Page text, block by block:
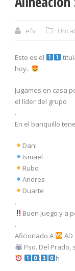
efv
Este es el
hoy..
Jugamos en casa
el líder del grupo
.
En el banquillo
Dani
Ismael
Rubo
Andres
Duarte
.
Buen juego y a
.
Aficionado A
Pso. Del Prado,
:
h